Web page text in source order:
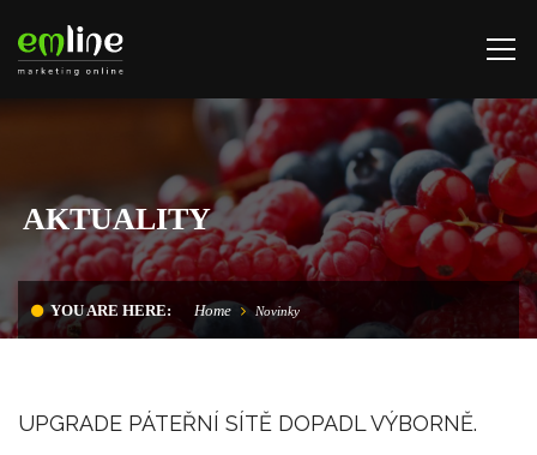
AKTUALITY
YOU ARE HERE: Home Novinky
UPGRADE PÁTEŘNÍ SÍTĚ DOPADL VÝBORNĚ.